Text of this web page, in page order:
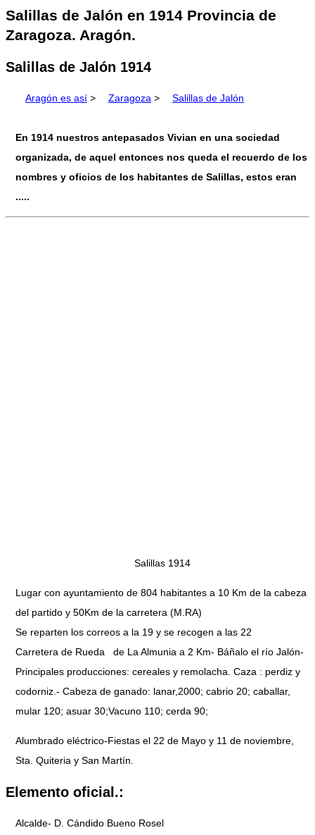
Salillas de Jalón en 1914 Provincia de
Zaragoza. Aragón.
Salillas de Jalón 1914
Aragón es así > Zaragoza > Salillas de Jalón
En 1914 nuestros antepasados Vivian en una sociedad
organizada, de aquel entonces nos queda el recuerdo de los
nombres y oficios de los habitantes de Salillas, estos eran
.....
Salillas 1914
Lugar con ayuntamiento de 804 habitantes a 10 Km de la cabeza
del partido y 50Km de la carretera (M.RA)
Se reparten los correos a la 19 y se recogen a las 22
Carretera de Rueda de La Almunia a 2 Km- Báñalo el río Jalón-
Principales producciones: cereales y remolacha. Caza : perdiz y
codorniz.- Cabeza de ganado: lanar,2000; cabrio 20; caballar,
mular 120; asuar 30;Vacuno 110; cerda 90;
Alumbrado eléctrico-Fiestas el 22 de Mayo y 11 de noviembre,
Sta. Quiteria y San Martín.
Elemento oficial.:
Alcalde- D. Cándido Bueno Rosel